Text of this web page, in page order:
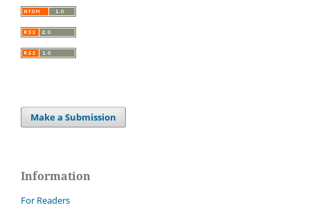
Make a Submission
Information
For Readers